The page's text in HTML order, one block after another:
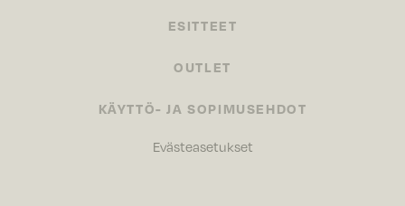
ESITTEET
OUTLET
KÄYTTÖ- JA SOPIMUSEHDOT
Evästeasetukset